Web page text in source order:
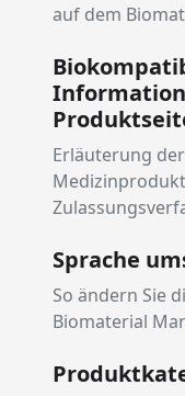
auf dem
Erläuterung
Sprache
So ändern Sie
Biomaterial